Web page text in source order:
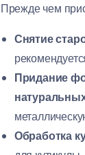
Прежде чем
Снятие
Придание
Обработка